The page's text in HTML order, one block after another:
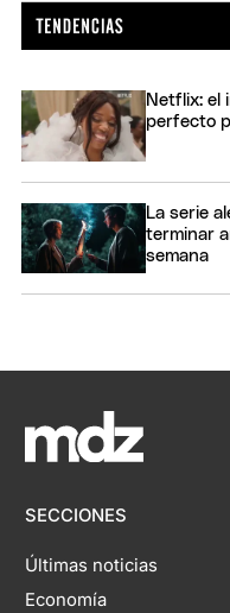
Netflix: el
perfecto
La serie
terminar
semana
SECCIONES
Últimas noticias
Economía